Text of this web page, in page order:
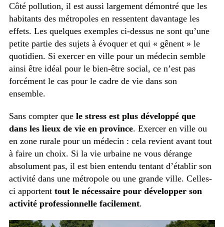
Côté pollution, il est aussi largement démontré que les
habitants des métropoles en ressentent davantage les
effets. Les quelques exemples ci-dessus ne sont qu’une
petite partie des sujets à évoquer et qui « gênent » le
quotidien. Si exercer en ville pour un médecin semble
ainsi être idéal pour le bien-être social, ce n’est pas
forcément le cas pour le cadre de vie dans son
ensemble.
Sans compter que le stress est plus développé que
dans les lieux de vie en province. Exercer en ville ou
en zone rurale pour un médecin : cela revient avant tout
à faire un choix. Si la vie urbaine ne vous dérange
absolument pas, il est bien entendu tentant d’établir son
activité dans une métropole ou une grande ville. Celles-
ci apportent tout le nécessaire pour développer son
activité professionnelle facilement.